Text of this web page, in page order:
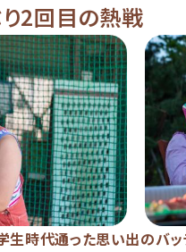
2回目の熱戦
生時代通った思い出のバッ